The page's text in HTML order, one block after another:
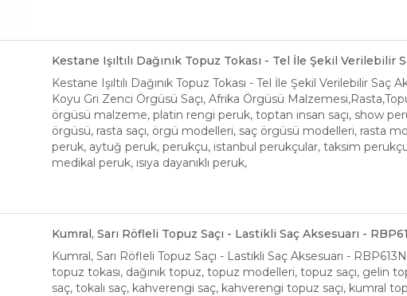
Kestane Işıltılı Dağınık Topuz Tokası - Tel İle Şekil Verilebilir
Kestane Işıltılı Dağınık Topuz Tokası - Tel İle Şekil Verilebilir Saç
Koyu Gri Zenci Örgüsü Saçı, Afrika Örgüsü
örgüsü malzeme, platin rengi peruk, toptan insan saçı, show
örgüsü, rasta saçı, örgü modelleri, saç örgüsü modelleri, rasta
peruk, aytuğ peruk, perukçu, istanbul perukçular, taksim
medikal peruk, ısıya dayanıklı peruk,
Kumral, Sarı Röfleli Topuz Saçı - Lastikli Saç Aksesuarı -
Kumral, Sarı Röfleli Topuz Saçı - Lastikli Saç Aksesuarı -
topuz tokası, dağınık topuz, topuz modelleri, topuz saçı, gelin
saç, tokalı saç, kahverengi saç, kahverengi topuz saçı, kumral